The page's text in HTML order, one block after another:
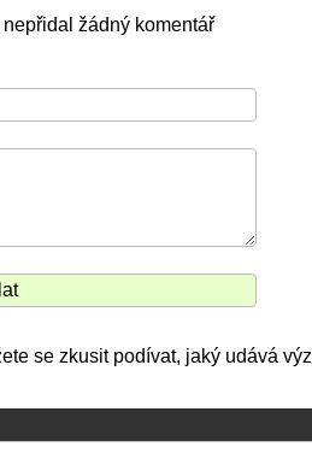
žádný komentář
se zkusit podívat, jaký udává